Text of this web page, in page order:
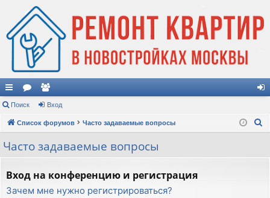
с
ы
лк
и
ор
ум
ол
ьз
ат
ел
и
д
Поиск Вход
Список форумов Часто задаваемые вопросы
Часто задаваемые вопросы
Вход на конференцию и регистрация
Зачем мне нужно регистрироваться?